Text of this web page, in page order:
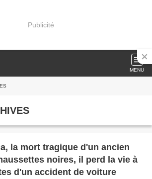
Publicité
MENU
la mort tragique d'un ancien
noires, il perd la vie à
d'un accident de voiture